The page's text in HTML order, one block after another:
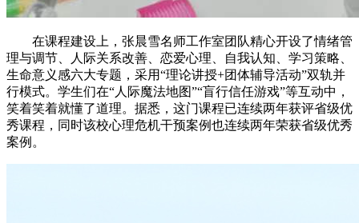
在课程建设上，张晨雪名师工作室团队精心开设了情绪管
理与调节、人际关系改善、恋爱心理、自我认知、学习策略、
生命意义感六大专题，采用“理论讲授+团体辅导活动”双轨并
行模式。学生们在“人际魔法地图”“盲行信任游戏”等互动中，
笑着笑着就懂了道理。据悉，这门课程已连续两年获评省级优
秀课程，同时该校心理危机干预案例也连续两年荣获省级优秀
案例。